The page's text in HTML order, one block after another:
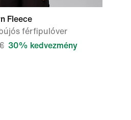
Fleece
férfipulóver
30% kedvezmény